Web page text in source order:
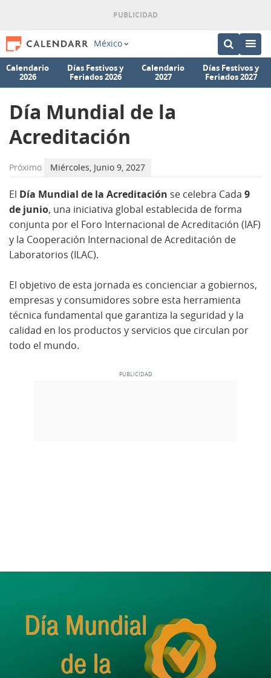
México
Calendario
2026
Días Festivos y
Feriados 2026
Calendario
2027
Días Festivos y
Feriados 2027
Día Mundial de la
Acreditación
Próximo Miércoles, Junio 9, 2027
El Día Mundial de la Acreditación se celebra Cada 9
de junio, una iniciativa global establecida de forma
conjunta por el Foro Internacional de Acreditación (IAF)
y la Cooperación Internacional de Acreditación de
Laboratorios (ILAC).
El objetivo de esta jornada es concienciar a gobiernos,
empresas y consumidores sobre esta herramienta
técnica fundamental que garantiza la seguridad y la
calidad en los productos y servicios que circulan por
todo el mundo.